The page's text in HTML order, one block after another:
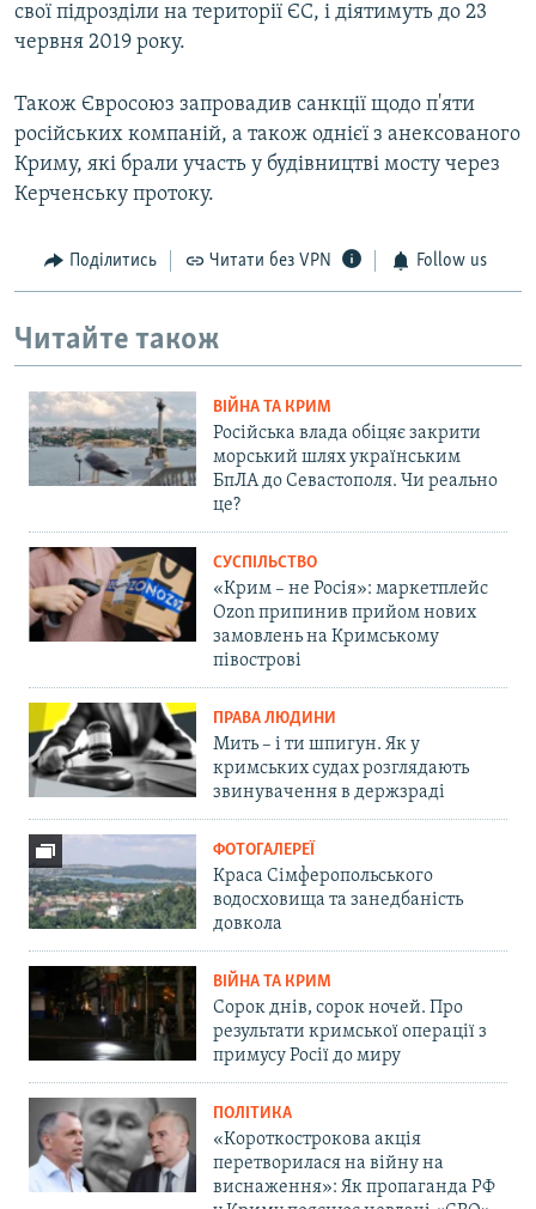
свої підрозділи на території ЄС, і діятимуть до 23
червня 2019 року.
Також Євросоюз запровадив санкції щодо п'яти
російських компаній, а також однієї з анексованого
Криму, які брали участь у будівництві мосту через
Керченську протоку.
Поділитись Читати без VPN Follow us
Читайте також
ВІЙНА ТА КРИМ
Російська влада обіцяє закрити
морський шлях українським
БпЛА до Севастополя. Чи реально
це?
СУСПІЛЬСТВО
«Крим – не Росія»: маркетплейс
Ozon припинив прийом нових
замовлень на Кримському
півострові
ПРАВА ЛЮДИНИ
Мить – і ти шпигун. Як у
кримських судах розглядають
звинувачення в держзраді
ФОТОГАЛЕРЕЇ
Краса Сімферопольського
водосховища та занедбаність
довкола
ВІЙНА ТА КРИМ
Сорок днів, сорок ночей. Про
результати кримської операції з
примусу Росії до миру
ПОЛІТИКА
«Короткострокова акція
перетворилася на війну на
виснаження»: Як пропаганда РФ